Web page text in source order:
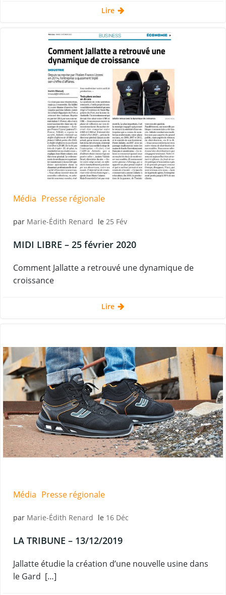
Lire
Média Presse régionale
par Marie-Édith Renard le 25 Fév
MIDI LIBRE – 25 février 2020
Comment Jallatte a retrouvé une dynamique de
croissance
Lire
Média Presse régionale
par Marie-Édith Renard le 16 Déc
LA TRIBUNE – 13/12/2019
Jallatte étudie la création d’une nouvelle usine dans
le Gard […]